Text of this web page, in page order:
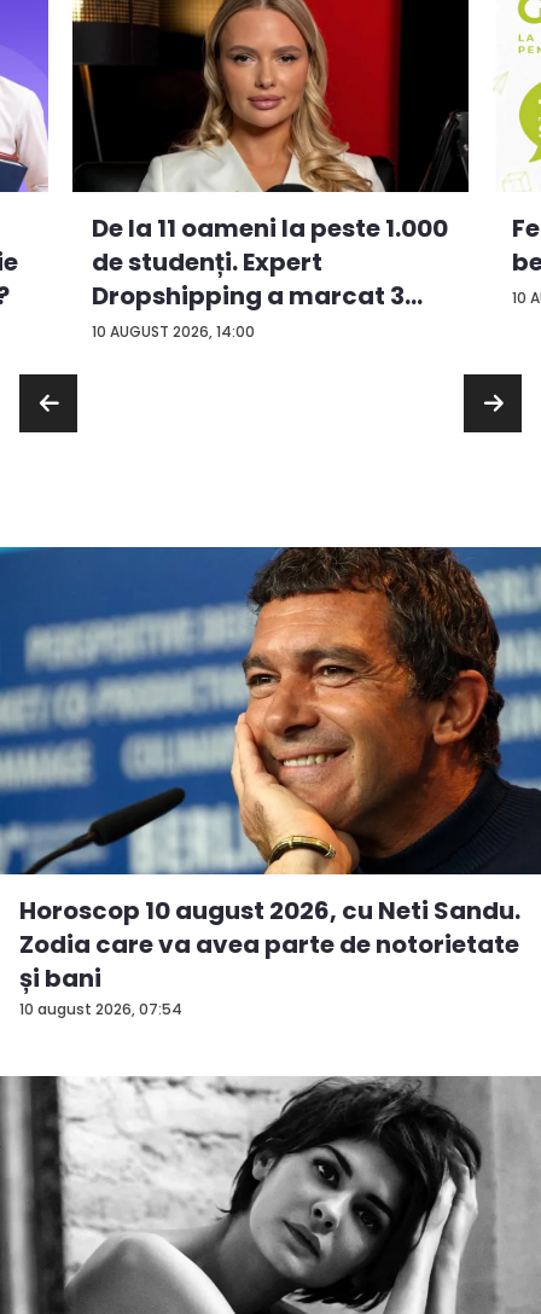
10 AUGUST 2026, 14:00
De la 11 oameni la peste 1.000
de studenți. Expert
Dropshipping a marcat 3
an...
10
10 august 2026, 07:54
Horoscop 10 august 2026, cu Neti Sandu.
Zodia care va avea parte de notorietate
și bani